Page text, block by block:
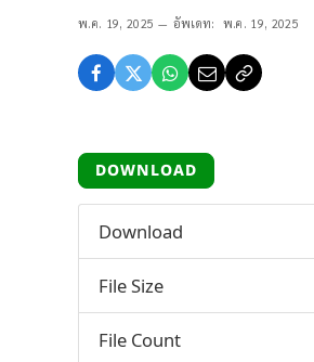
พ.ค. 19, 2025 อัพเดท: พ.ค. 19, 2025
DOWNLOAD
Download
File Size
File Count